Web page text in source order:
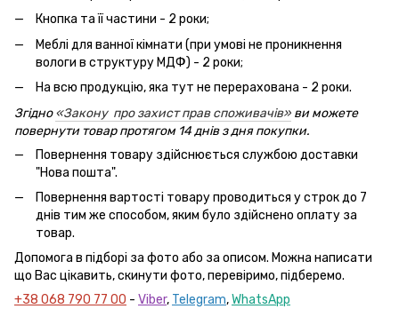
Кнопка та її частини - 2 роки;
Меблі для ванної кімнати (при умові не проникнення
вологи в структуру МДФ) - 2 роки;
На всю продукцію, яка тут не перерахована - 2 роки.
Згідно«Закону про захист прав споживачів» ви можете
повернути товар протягом 14 днів з дня покупки.
Повернення товару здійснюється службою доставки
"Нова пошта".
Повернення вартості товару проводиться у строк до 7
днів тим же способом, яким було здійснено оплату за
товар.
Допомога в підборі за фото або за описом. Можна написати
що Вас цікавить, скинути фото, перевіримо, підберемо.
+38 068 790 77 00 - Viber, Telegram,WhatsApp